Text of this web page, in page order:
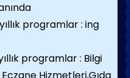
programlar : ing
programlar : Bilgi